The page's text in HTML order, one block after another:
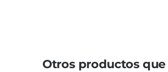
Otros productos